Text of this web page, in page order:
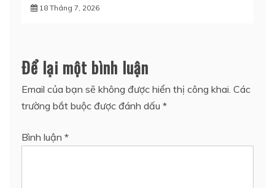
18 Tháng 7, 2026
Để lại một bình luận
Email của bạn sẽ không được hiển thị công khai. Các
trường bắt buộc được đánh dấu *
Bình luận *